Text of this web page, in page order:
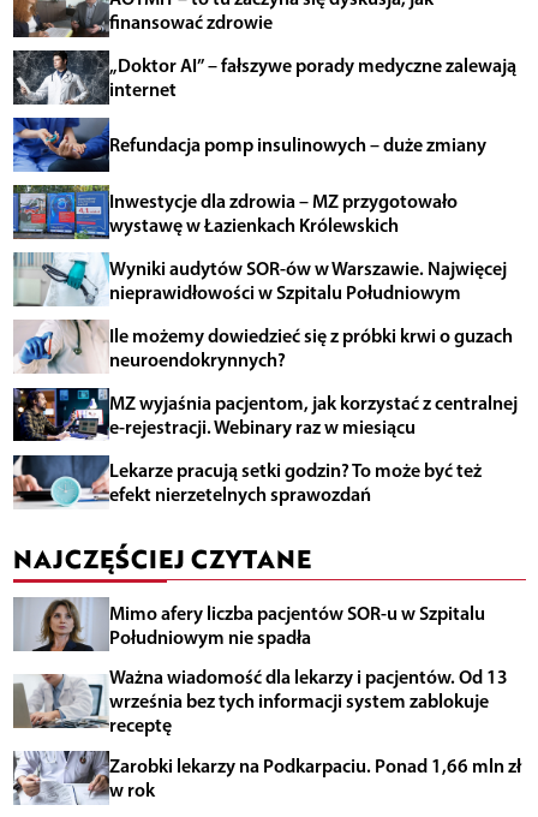
finansować zdrowie
„Doktor AI” – fałszywe porady medyczne zalewają
internet
Refundacja pomp insulinowych – duże zmiany
Inwestycje dla zdrowia – MZ przygotowało
wystawę w Łazienkach Królewskich
Wyniki audytów SOR-ów w Warszawie. Najwięcej
nieprawidłowości w Szpitalu Południowym
Ile możemy dowiedzieć się z próbki krwi o guzach
neuroendokrynnych?
MZ wyjaśnia pacjentom, jak korzystać z centralnej
e-rejestracji. Webinary raz w miesiącu
Lekarze pracują setki godzin? To może być też
efekt nierzetelnych sprawozdań
NAJCZĘŚCIEJ CZYTANE
Mimo afery liczba pacjentów SOR-u w Szpitalu
Południowym nie spadła
Ważna wiadomość dla lekarzy i pacjentów. Od 13
września bez tych informacji system zablokuje
receptę
Zarobki lekarzy na Podkarpaciu. Ponad 1,66 mln zł
w rok